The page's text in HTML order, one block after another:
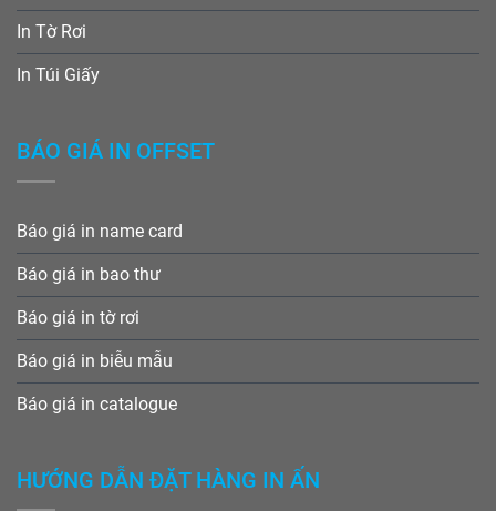
In Tờ Rơi
In Túi Giấy
BÁO GIÁ IN OFFSET
Báo giá in name card
Báo giá in bao thư
Báo giá in tờ rơi
Báo giá in biễu mẫu
Báo giá in catalogue
HƯỚNG DẪN ĐẶT HÀNG IN ẤN